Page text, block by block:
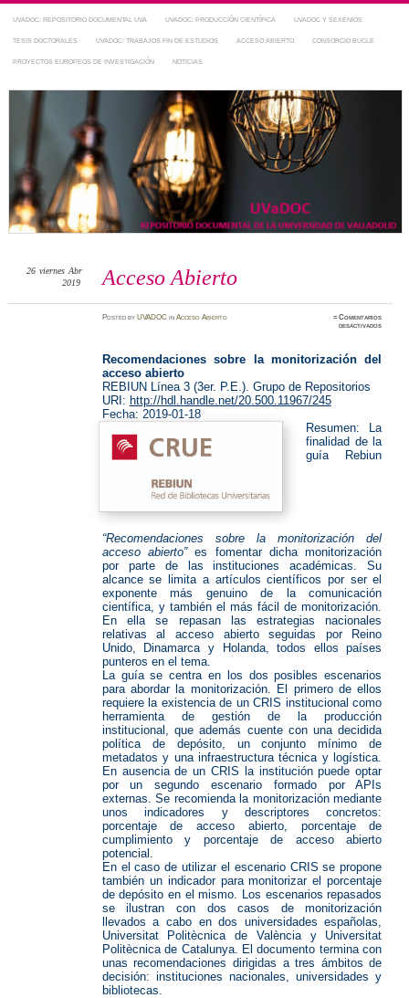
UVADOC: REPOSITORIO DOCUMENTAL UVA UVADOC: PRODUCCIÓN CIENTÍFICA UVADOC Y SEXENIOS
TESIS DOCTORALES UVADOC: TRABAJOS FIN DE ESTUDIOS ACCESO ABIERTO CONSORCIO BUCLE
PROYECTOS EUROPEOS DE INVESTIGACIÓN NOTICIAS
Repositorio Documental de la UVa
~ UVaDOC
Acceso Abierto
26 viernes Abr
2019
PostedbyUVADOC inAcceso Abierto ≈Comentarios
desactivadosen
Recomendaciones sobre la monitorización del
acceso abierto
REBIUN Línea 3 (3er. P.E.). Grupo de Repositorios
URI: http://hdl.handle.net/20.500.11967/245
Fecha: 2019-01-18
Resumen: La
finalidad de la
guía Rebiun
“Recomendaciones sobre la monitorización del
acceso abierto”es fomentar dicha monitorización
por parte de las instituciones académicas. Su
alcance se limita a artículos científicos por ser el
exponente más genuino de la comunicación
científica, y también el más fácil de monitorización.
En ella se repasan las estrategias nacionales
relativas al acceso abierto seguidas por Reino
Unido, Dinamarca y Holanda, todos ellos países
punteros en el tema.
La guía se centra en los dos posibles escenarios
para abordar la monitorización. El primero de ellos
requiere la existencia de un CRIS institucional como
herramienta de gestión de la producción
institucional, que además cuente con una decidida
política de depósito, un conjunto mínimo de
metadatos y una infraestructura técnica y logística.
En ausencia de un CRIS la institución puede optar
por un segundo escenario formado por APIs
externas. Se recomienda la monitorización mediante
unos indicadores y descriptores concretos:
porcentaje de acceso abierto, porcentaje de
cumplimiento y porcentaje de acceso abierto
potencial.
En el caso de utilizar el escenario CRIS se propone
también un indicador para monitorizar el porcentaje
de depósito en el mismo. Los escenarios repasados
se ilustran con dos casos de monitorización
llevados a cabo en dos universidades españolas,
Universitat Politècnica de València y Universitat
Politècnica de Catalunya. El documento termina con
unas recomendaciones dirigidas a tres ámbitos de
decisión: instituciones nacionales, universidades y
bibliotecas.